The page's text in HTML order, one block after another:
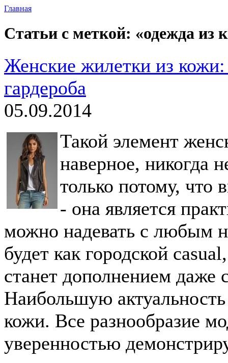
Главная
Статьи с меткой: «одежда из
Женские жилетки из кожи:
гардероба
05.09.2014
Такой элемент
наверное, никогда
только потому, что
- она является
можно надевать с любым
будет как городской
станет дополнением даже
Наибольшую
кожи. Все разнообразие
уверенностью